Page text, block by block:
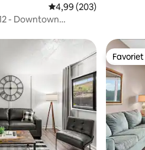
Gemiddelde
4,99 (203)
- Downtown